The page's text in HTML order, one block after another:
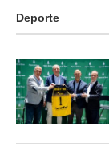
Deporte